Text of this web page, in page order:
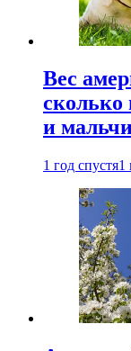
Вес
сколько
и
1 год спустя1